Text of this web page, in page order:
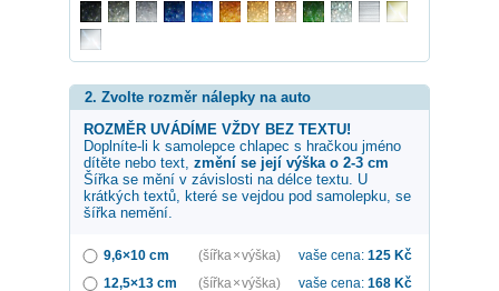
2. Zvolte rozměr nálepky na auto
ROZMĚR UVÁDÍME VŽDY BEZ TEXTU!
Doplníte-li k samolepce chlapec s hračkou jméno
dítěte nebo text, změní se její výška o 2-3 cm
Šířka se mění v závislosti na délce textu. U
krátkých textů, které se vejdou pod samolepku, se
šířka nemění.
9,6×10 cm (šířka × výška) vaše cena: 125 Kč
12,5×13 cm
(šířka × výška) vaše cena: 168 Kč